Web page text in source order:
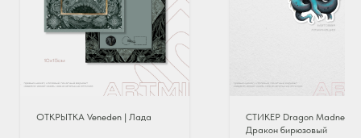
ОТКРЫТКА Veneden | Лада
СТИКЕР Dragon Madness |
Дракон бирюзовый